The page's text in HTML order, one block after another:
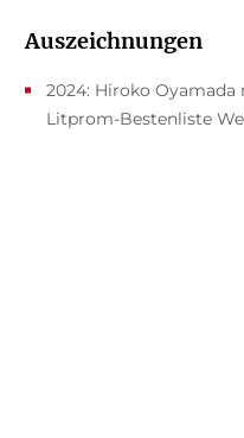
Auszeichnungen
2024: Hiroko Oyamada
Litprom-Bestenliste